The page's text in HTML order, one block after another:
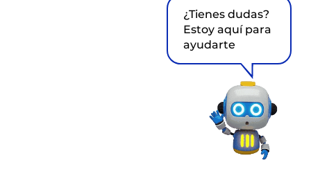
¿Tienes dudas?
Estoy aquí para
ayudarte